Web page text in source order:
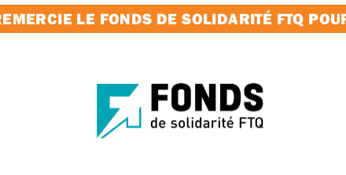
LE FONDS DE SOLIDARITÉ FTQ